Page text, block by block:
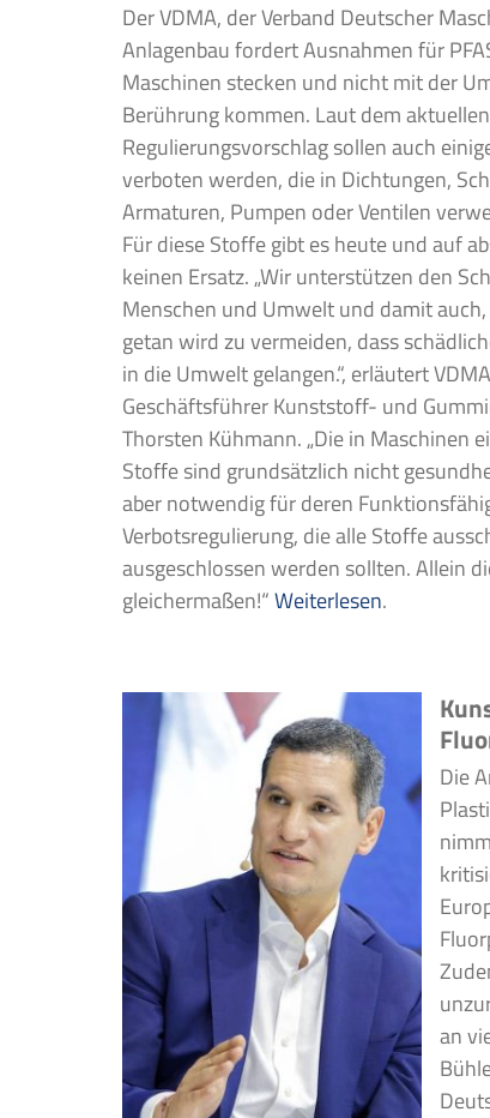
Der VDMA, der Verband Deutscher
Anlagenbau fordert Ausnahmen für
Maschinen stecken und nicht mit der
Berührung kommen. Laut dem aktuellen
Regulierungsvorschlag sollen auch
verboten werden, die in Dichtungen,
Armaturen, Pumpen oder Ventilen
Für diese Stoffe gibt es heute und auf
keinen Ersatz. „Wir unterstützen den
Menschen und Umwelt und damit auch,
getan wird zu vermeiden, dass
in die Umwelt gelangen.“, erläutert
Geschäftsführer Kunststoff- und
Thorsten Kühmann. „Die in Maschinen
Stoffe sind grundsätzlich nicht
aber notwendig für deren
Verbotsregulierung, die alle Stoffe
ausgeschlossen werden sollten. Allein
gleichermaßen!“Weiterlesen.
Die
an